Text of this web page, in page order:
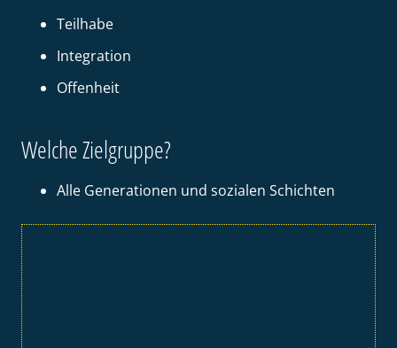
Teilhabe
Integration
Offenheit
Welche Zielgruppe?
Alle Generationen und sozialen Schichten